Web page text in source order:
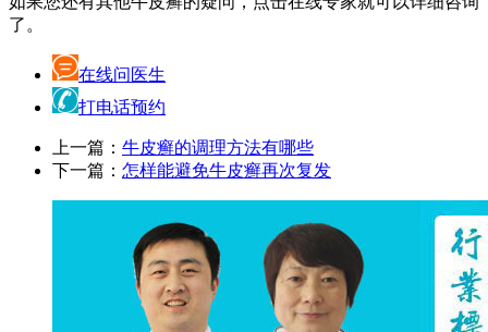
了。
在线问医生
打电话预约
上一篇： 牛皮癣的调理方法有哪些
下一篇： 怎样能避免牛皮癣再次复发